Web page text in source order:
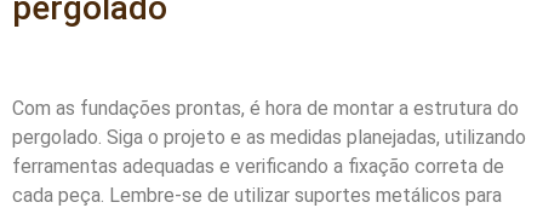
pergolado
Com as fundações prontas, é hora de montar a estrutura do
pergolado. Siga o projeto e as medidas planejadas, utilizando
ferramentas adequadas e verificando a fixação correta de
cada peça. Lembre-se de utilizar suportes metálicos para